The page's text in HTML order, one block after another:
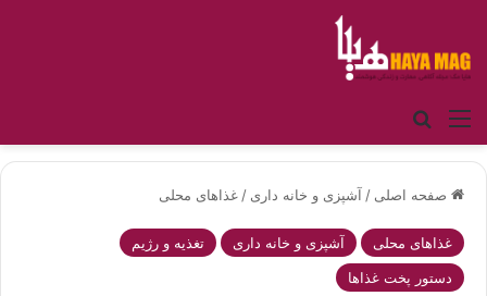
منو
صفحه اصلی / آشپزی و خانه داری / غذاهای محلی
غذاهای محلی آشپزی و خانه داری
تغذیه و رژیم
دستور پخت غذاها